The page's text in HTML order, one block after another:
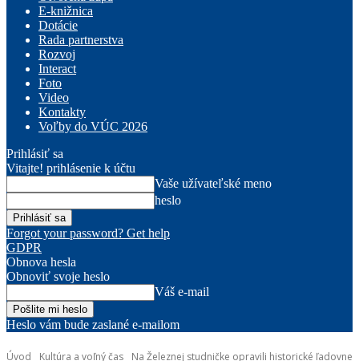
E-knižnica
Dotácie
Rada partnerstva
Rozvoj
Interact
Foto
Video
Kontakty
Voľby do VÚC 2026
Prihlásiť sa
Vitajte! prihlásenie k účtu
Vaše užívateľské meno
heslo
Forgot your password? Get help
GDPR
Obnova hesla
Obnoviť svoje heslo
Váš e-mail
Heslo vám bude zaslané e-mailom
Úvod Kultúra a voľný čas Na Železnej studničke opravili historické ľadovne